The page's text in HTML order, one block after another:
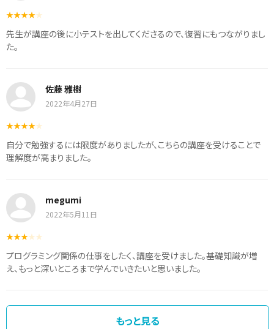
先生が講座の後に小テストを出してくださるので、復習にもつながりまし
た。
佐藤 雅樹
2022年4月27日
自分で勉強するには限度がありましたが、こちらの講座を受けることで
理解度が高まりました。
megumi
2022年5月11日
プログラミング関係の仕事をしたく、講座を受けました。基礎知識が増
え、もっと深いところまで学んでいきたいと思いました。
もっと見る